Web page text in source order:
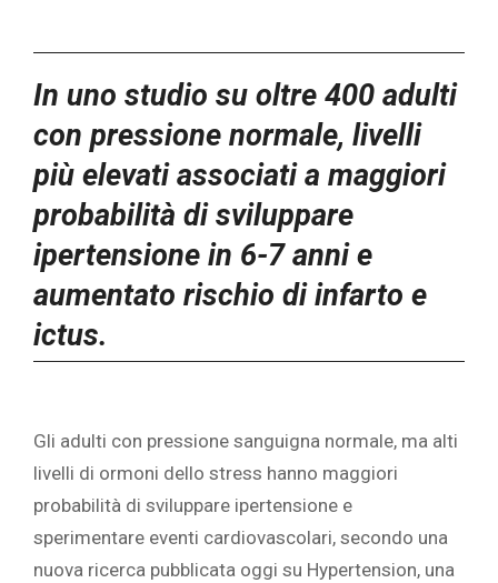
In uno studio su oltre 400 adulti
con pressione normale, livelli
più elevati associati a maggiori
probabilità di sviluppare
ipertensione in 6-7 anni e
aumentato rischio di infarto e
ictus.‎
‎Gli adulti con pressione sanguigna normale, ma alti
livelli di ormoni dello stress hanno maggiori
probabilità di sviluppare ipertensione e
sperimentare eventi cardiovascolari, secondo una
nuova ricerca pubblicata oggi ‎‎su Hypertension‎‎, una